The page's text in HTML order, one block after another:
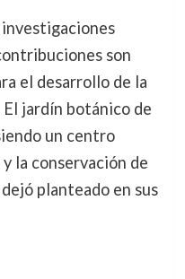
investigaciones
son
el desarrollo de la
jardín botánico de
un centro
la conservación de
planteado en sus